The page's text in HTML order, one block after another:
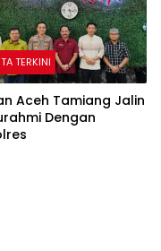
TERKINI
Aceh Tamiang Jalin
Dengan